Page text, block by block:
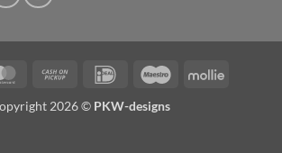
MasterCardCash
Pickup
IDeal Maestro Mollie
2026 © PKW-designs